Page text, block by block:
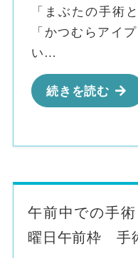
「まぶたの手術
「かつむらアイ
い…
続きを読む
午前中での手
曜日午前枠 手